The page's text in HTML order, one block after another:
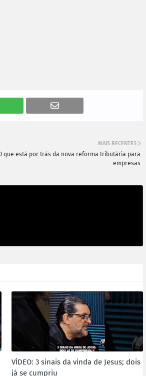
MAIS RECENTES
que está por trás da nova reforma tributária para
empresas
VÍDEO: 3 sinais da vinda de Jesus; dois
já se cumpriu